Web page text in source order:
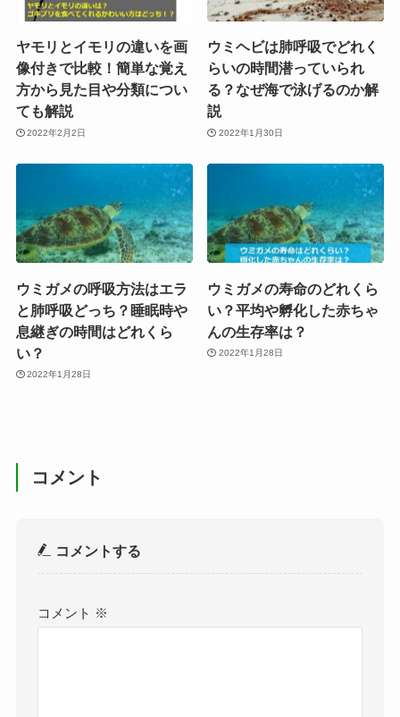
ヤモリとイモリの違いを画
像付きで比較！簡単な覚え
方から見た目や分類につい
ても解説
2022年2月2日
ウミヘビは肺呼吸でどれく
らいの時間潜っていられ
る？なぜ海で泳げるのか解
説
2022年1月30日
ウミガメの呼吸方法はエラ
と肺呼吸どっち？睡眠時や
息継ぎの時間はどれくら
い？
2022年1月28日
ウミガメの寿命のどれくら
い？平均や孵化した赤ちゃ
んの生存率は？
2022年1月28日
コメント
コメントする
コメント ※